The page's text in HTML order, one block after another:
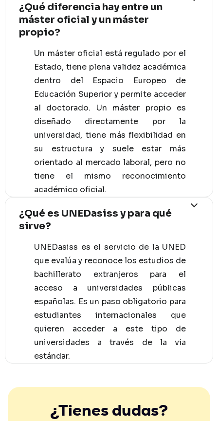
¿Qué diferencia hay entre un
máster oficial y un máster
propio?
Un máster oficial está regulado por el
Estado, tiene plena validez académica
dentro del Espacio Europeo de
Educación Superior y permite acceder
al doctorado. Un máster propio es
diseñado directamente por la
universidad, tiene más flexibilidad en
su estructura y suele estar más
orientado al mercado laboral, pero no
tiene el mismo reconocimiento
académico oficial.
¿Qué es UNEDasiss y para qué
sirve?
UNEDasiss es el servicio de la UNED
que evalúa y reconoce los estudios de
bachillerato extranjeros para el
acceso a universidades públicas
españolas. Es un paso obligatorio para
estudiantes internacionales que
quieren acceder a este tipo de
universidades a través de la vía
estándar.
¿Tienes dudas?